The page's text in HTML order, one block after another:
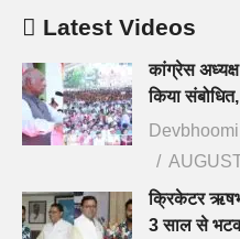
Latest Videos
कांग्रेस
किया
क्रिकेटर
3 साल से भटक